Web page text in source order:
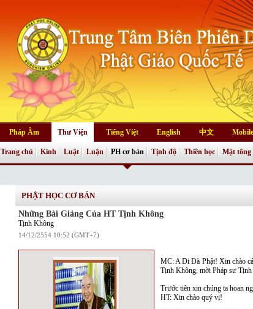
Pháp Âm Thư Viện Tiếng Việt English 中文 Mobile
Trang chủ Kinh Luật Luận PH cơ bản Tịnh độ Thiền học Mật tông
PHẬT HỌC CƠ BẢN
Những Bài Giảng Của HT Tịnh Không
Tịnh Không
14/12/2554 10:52 (GMT+7)
MC: A Di Đà Phật! Xin chào
Tịnh Không, mời Pháp sư
Trước tiên xin chúng ta hoan
HT: Xin chào quý vị!